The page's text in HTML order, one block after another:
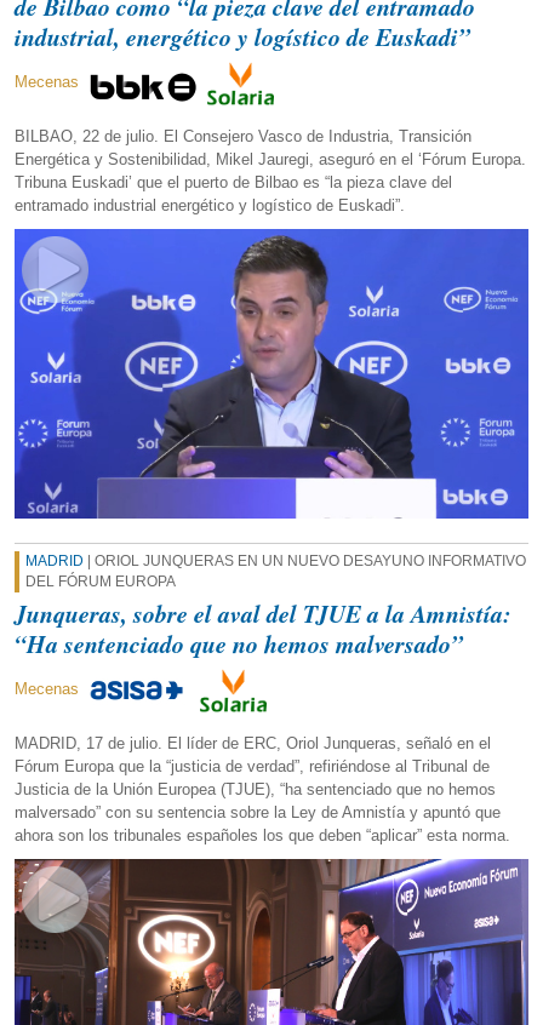
industrial, energético y logístico de Euskadi”
Mecenas
BILBAO, 22 de julio. El Consejero Vasco de Industria, Transición
Energética y Sostenibilidad, Mikel Jauregi, aseguró en el ‘Fórum Europa.
Tribuna Euskadi’ que el puerto de Bilbao es “la pieza clave del
entramado industrial energético y logístico de Euskadi”.
MADRID | ORIOL JUNQUERAS EN UN NUEVO DESAYUNO INFORMATIVO
DEL FÓRUM EUROPA
Junqueras, sobre el aval del TJUE a la Amnistía:
“Ha sentenciado que no hemos malversado”
Mecenas
MADRID, 17 de julio. El líder de ERC, Oriol Junqueras, señaló en el
Fórum Europa que la “justicia de verdad”, refiriéndose al Tribunal de
Justicia de la Unión Europea (TJUE), “ha sentenciado que no hemos
malversado” con su sentencia sobre la Ley de Amnistía y apuntó que
ahora son los tribunales españoles los que deben “aplicar” esta norma.